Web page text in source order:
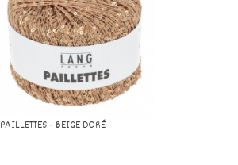
PAILLETTES - BEIGE DORÉ